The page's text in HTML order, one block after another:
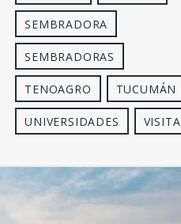
SEMBRADORA
SEMBRADORAS
TENOAGRO TUCUMÁN
UNIVERSIDADES VISITA